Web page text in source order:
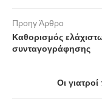
Προηγ Άρθρο
Καθορισμός
συνταγογράφησης
Οι